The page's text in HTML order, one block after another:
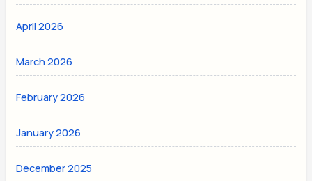
April 2026
March 2026
February 2026
January 2026
December 2025